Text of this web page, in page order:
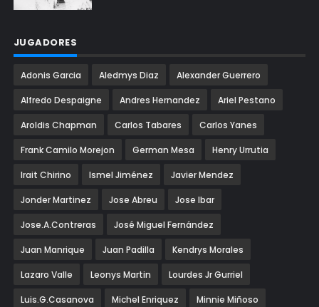
JUGADORES
Adonis Garcia Aledmys Diaz Alexander Guerrero
Alfredo Despaigne Andres Hernandez Ariel Pestano
Aroldis Chapman Carlos Tabares Carlos Yanes
Frank Camilo Morejon German Mesa Henry Urrutia
Irait Chirino Ismel Jiménez Javier Mendez
Jonder Martinez Jose Abreu Jose Ibar
Jose.A.Contreras José Miguel Fernández
Juan Manrique Juan Padilla Kendrys Morales
Lazaro Valle Leonys Martin Lourdes Jr Gurriel
Luis.G.Casanova Michel Enriquez Minnie Miñoso